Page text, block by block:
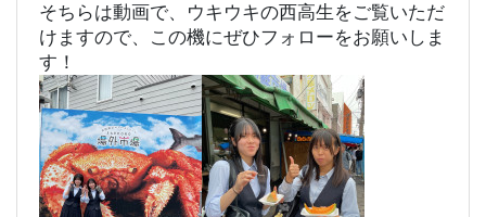
そちらは動画で、ウキウキの西高生をご覧いただ
けますので、この機にぜひフォローをお願いしま
す！